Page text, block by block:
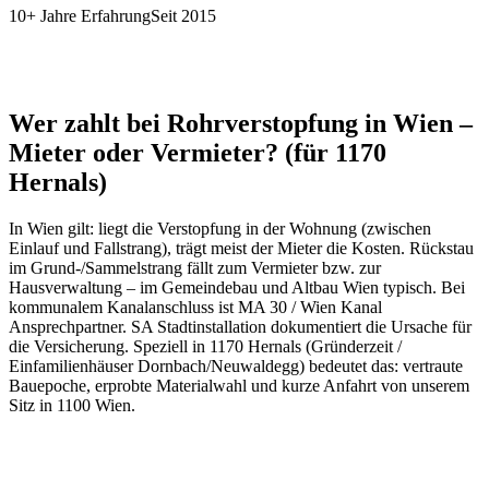
10+ Jahre ErfahrungSeit 2015
Wer zahlt bei Rohrverstopfung in Wien –
Mieter oder Vermieter? (für 1170
Hernals)
In Wien gilt: liegt die Verstopfung in der Wohnung (zwischen
Einlauf und Fallstrang), trägt meist der Mieter die Kosten. Rückstau
im Grund-/Sammelstrang fällt zum Vermieter bzw. zur
Hausverwaltung – im Gemeindebau und Altbau Wien typisch. Bei
kommunalem Kanalanschluss ist MA 30 / Wien Kanal
Ansprechpartner. SA Stadtinstallation dokumentiert die Ursache für
die Versicherung. Speziell in 1170 Hernals (Gründerzeit /
Einfamilienhäuser Dornbach/Neuwaldegg) bedeutet das: vertraute
Bauepoche, erprobte Materialwahl und kurze Anfahrt von unserem
Sitz in 1100 Wien.